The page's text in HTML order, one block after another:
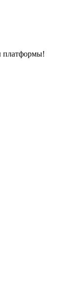
платформы!